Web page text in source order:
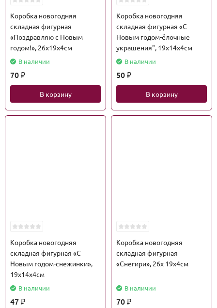
Коробка новогодняя
складная фигурная
«Поздравляю с Новым
годом!», 26х19х4см
В наличии
70 ₽
В корзину
Коробка новогодняя
складная фигурная «С
Новым годом-ёлочные
украшения", 19х14х4см
В наличии
50 ₽
В корзину
Коробка новогодняя
складная фигурная «С
Новым годом-снежинки»,
19х14х4см
В наличии
47 ₽
Коробка новогодняя
складная фигурная
«Снегири», 26х 19х4см
В наличии
70 ₽